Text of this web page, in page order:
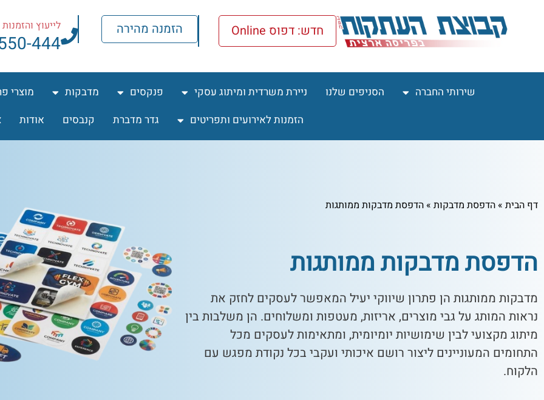
חדש: דפוס Online הזמנה מהירה לייעוץ והזמנות
444
שירותי החברה הסניפים שלנו ניירת משרדית ומיתוג עסקי פנקסים מדבקות
מוצרי
הזמנות לאירועים ותפריטים
גדר מדברת קנבסים אודות
דף הבית »הדפסת מדבקות »הדפסת מדבקות ממותגות
הדפסת מדבקות ממותגות
מדבקות ממותגות הן פתרון שיווקי יעיל המאפשר לעסקים לחזק את
נראות המותג על גבי מוצרים, אריזות, מעטפות ומשלוחים. הן משלבות בין
מיתוג מקצועי לבין שימושיות יומיומית, ומתאימות לעסקים מכל
התחומים המעוניינים ליצור רושם איכותי ועקבי בכל נקודת מפגש עם
הלקוח.